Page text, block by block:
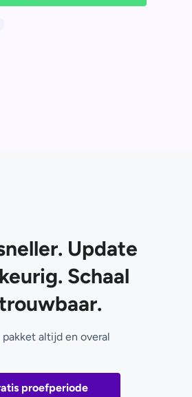
Update
Schaal
pakket altijd en overal
proefperiode